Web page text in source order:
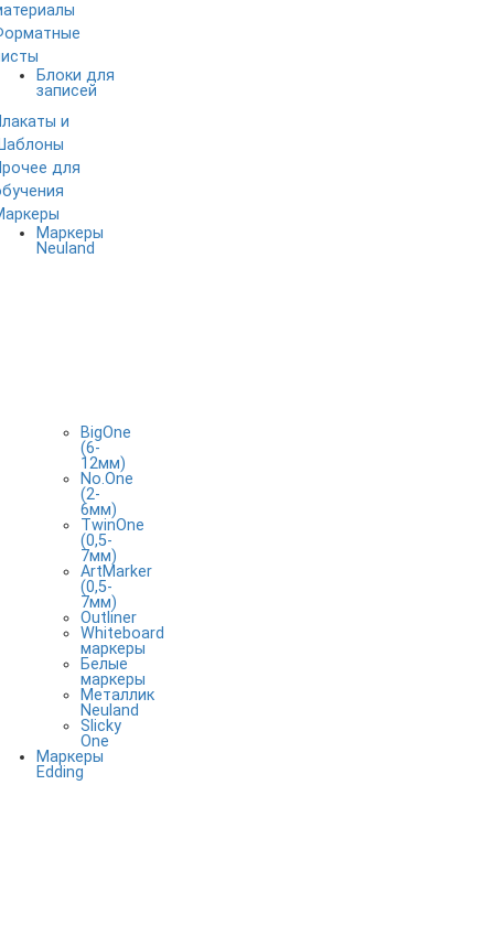
Блоки для
записей
и
для
Маркеры
Neuland
BigOne
(6-
12мм)
No.One
(2-
6мм)
TwinOne
(0,5-
7мм)
ArtMarker
(0,5-
7мм)
Outliner
Whiteboard
маркеры
Белые
маркеры
Металлик
Neuland
Slicky
One
Маркеры
Edding